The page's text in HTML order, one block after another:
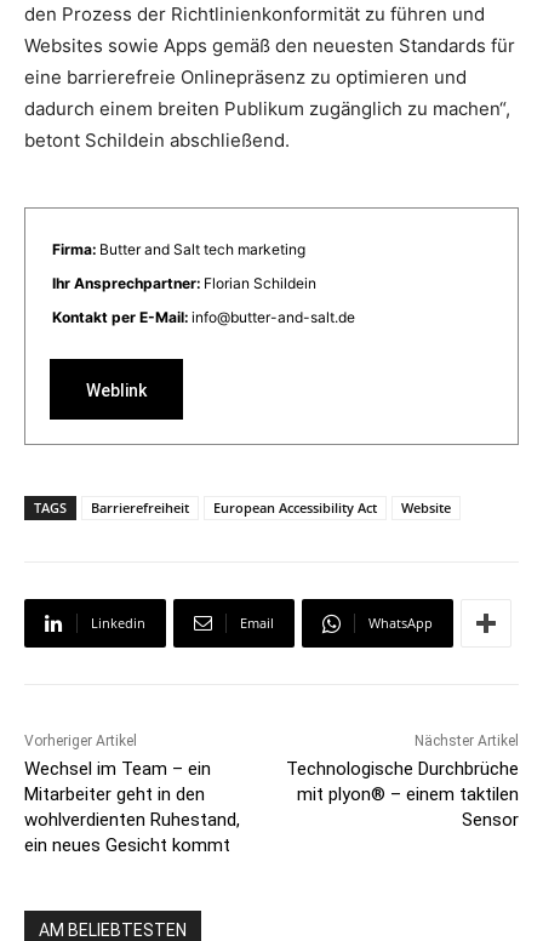
den Prozess der Richtlinienkonformität zu führen und
Websites sowie Apps gemäß den neuesten Standards für
eine barrierefreie Onlinepräsenz zu optimieren und
dadurch einem breiten Publikum zugänglich zu machen“,
betont Schildein abschließend.
Firma: Butter and Salt tech marketing
Ihr Ansprechpartner: Florian Schildein
Kontakt per E-Mail: info@butter-and-salt.de
Weblink
TAGS Barrierefreiheit European Accessibility Act Website
Linkedin Email WhatsApp
Vorheriger Artikel
Wechsel im Team – ein
Mitarbeiter geht in den
wohlverdienten Ruhestand,
ein neues Gesicht kommt
Nächster Artikel
Technologische Durchbrüche
mit plyon® – einem taktilen
Sensor
AM BELIEBTESTEN